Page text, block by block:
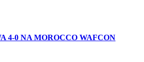
4-0 NA MOROCCO WAFCON